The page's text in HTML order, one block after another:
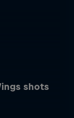
shots